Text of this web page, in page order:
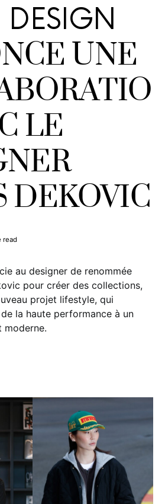
DESIGN
UNE
LE
DEKOVIC
read
au designer de renommée
pour créer des collections,
projet lifestyle, qui
la haute performance à un
moderne.